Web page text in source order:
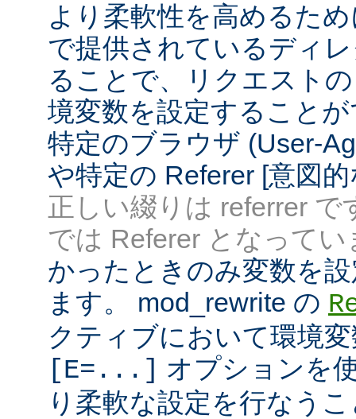
より柔軟性を高めるた
で提供されているディ
ることで、リクエスト
境変数を設定すること
特定のブラウザ (User-
や特定の Referer [意図
正しい綴りは referrer で
では Referer となってい
かったときのみ変数を
ます。 mod_rewrite の
クティブにおいて環境
[E=...] オプションを
り柔軟な設定を行なう